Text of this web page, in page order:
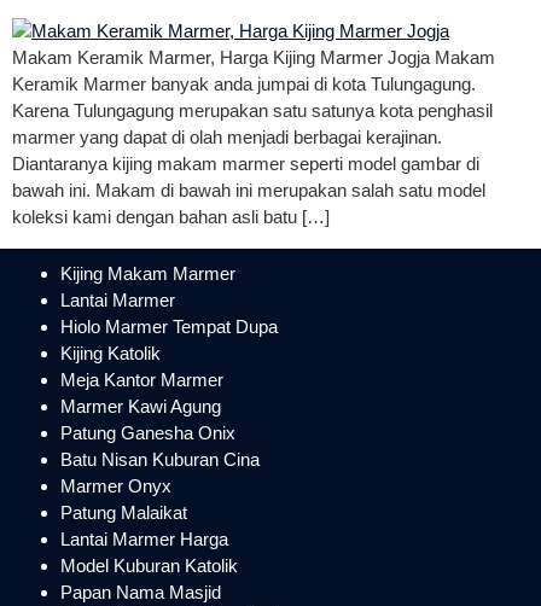
Makam Keramik Marmer, Harga Kijing Marmer Jogja Makam
Keramik Marmer banyak anda jumpai di kota Tulungagung.
Karena Tulungagung merupakan satu satunya kota penghasil
marmer yang dapat di olah menjadi berbagai kerajinan.
Diantaranya kijing makam marmer seperti model gambar di
bawah ini. Makam di bawah ini merupakan salah satu model
koleksi kami dengan bahan asli batu […]
Kijing Makam Marmer
Lantai Marmer
Hiolo Marmer Tempat Dupa
Kijing Katolik
Meja Kantor Marmer
Marmer Kawi Agung
Patung Ganesha Onix
Batu Nisan Kuburan Cina
Marmer Onyx
Patung Malaikat
Lantai Marmer Harga
Model Kuburan Katolik
Papan Nama Masjid